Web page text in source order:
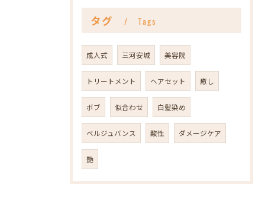
タグ Tags
成人式 三河安城 美容院
トリートメント ヘアセット 癒し
ボブ 似合わせ 白髪染め
ベルジュバンス 酸性 ダメージケア
艶